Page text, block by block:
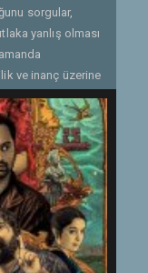
sorgular,
yanlış olması
ve inanç üzerine
film) filmdir. -